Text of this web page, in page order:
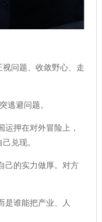
视问题、收敛野心、走
逃避问题。
押在对外冒险上，
兑现。
己的实力做厚。对方
是谁能把产业、人